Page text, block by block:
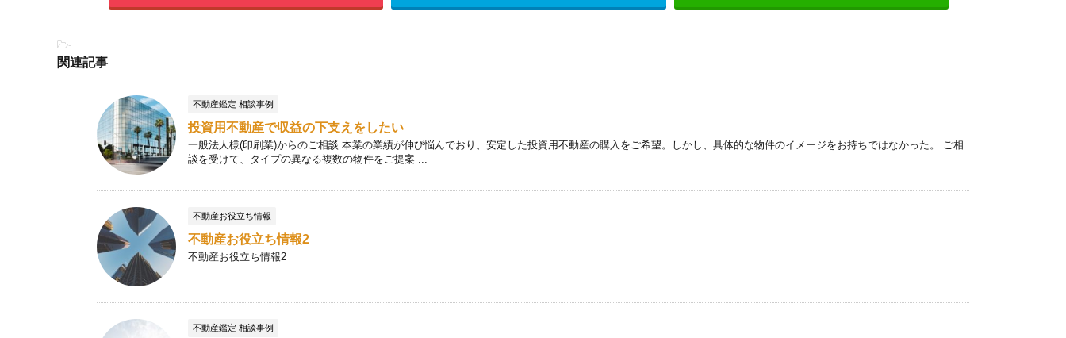
-
関連記事
不動産鑑定 相談事例
投資用不動産で収益の下支えをしたい
一般法人様(印刷業)からのご相談 本業の業績が伸び悩んでおり、安定した投資用不動産の購入をご希望。しかし、具体的な物件のイメージをお持ちではなかった。 ご相
談を受けて、タイプの異なる複数の物件をご提案 ...
不動産お役立ち情報
不動産お役立ち情報2
不動産お役立ち情報2
不動産鑑定 相談事例